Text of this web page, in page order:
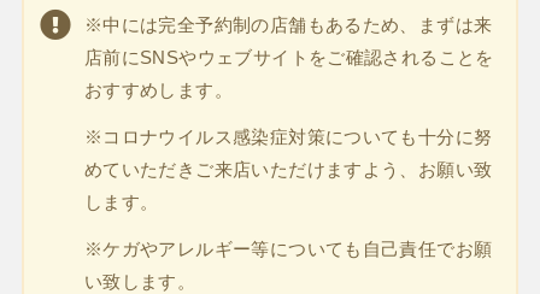
※中には完全予約制の店舗もあるため、まずは来
店前にSNSやウェブサイトをご確認されることを
おすすめします。
※コロナウイルス感染症対策についても十分に努
めていただきご来店いただけますよう、お願い致
します。
※ケガやアレルギー等についても自己責任でお願
い致します。